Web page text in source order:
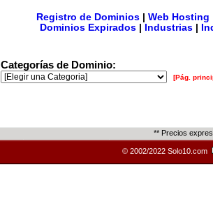
Registro de Dominios| Web Hosting
Dominios Expirados
Industrias
Categorías de Dominio:
[Pág.
** Precios
© 2002/2022 Solo10.com